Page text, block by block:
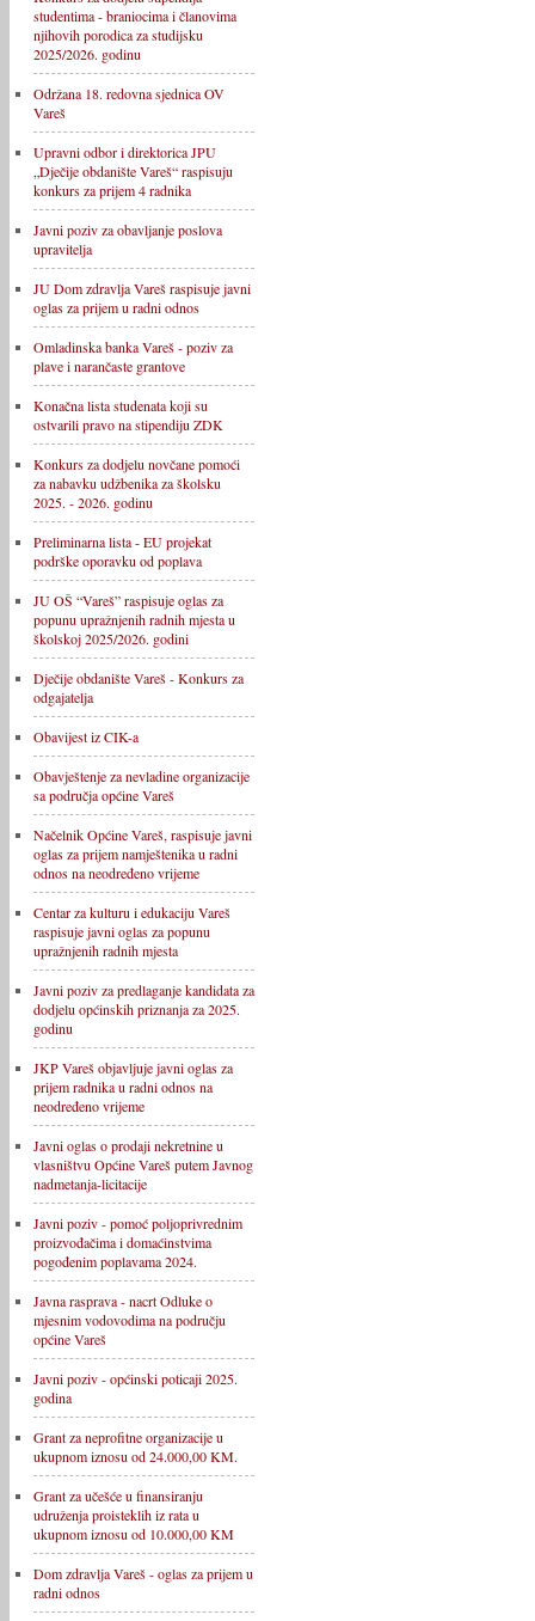
studentima - braniocima i članovima
njihovih porodica za studijsku
2025/2026. godinu
Održana 18. redovna sjednica OV
Vareš
Upravni odbor i direktorica JPU
„Dječije obdanište Vareš“ raspisuju
konkurs za prijem 4 radnika
Javni poziv za obavljanje poslova
upravitelja
JU Dom zdravlja Vareš raspisuje javni
oglas za prijem u radni odnos
Omladinska banka Vareš - poziv za
plave i narančaste grantove
Konačna lista studenata koji su
ostvarili pravo na stipendiju ZDK
Konkurs za dodjelu novčane pomoći
za nabavku udžbenika za školsku
2025. - 2026. godinu
Preliminarna lista - EU projekat
podrške oporavku od poplava
JU OŠ “Vareš” raspisuje oglas za
popunu upražnjenih radnih mjesta u
školskoj 2025/2026. godini
Dječije obdanište Vareš - Konkurs za
odgajatelja
Obavijest iz CIK-a
Obavještenje za nevladine organizacije
sa područja općine Vareš
Načelnik Općine Vareš, raspisuje javni
oglas za prijem namještenika u radni
odnos na neodređeno vrijeme
Centar za kulturu i edukaciju Vareš
raspisuje javni oglas za popunu
upražnjenih radnih mjesta
Javni poziv za predlaganje kandidata za
dodjelu općinskih priznanja za 2025.
godinu
JKP Vareš objavljuje javni oglas za
prijem radnika u radni odnos na
neodređeno vrijeme
Javni oglas o prodaji nekretnine u
vlasništvu Općine Vareš putem Javnog
nadmetanja-licitacije
Javni poziv - pomoć poljoprivrednim
proizvođačima i domaćinstvima
pogođenim poplavama 2024.
Javna rasprava - nacrt Odluke o
mjesnim vodovodima na području
općine Vareš
Javni poziv - općinski poticaji 2025.
godina
Grant za neprofitne organizacije u
ukupnom iznosu od 24.000,00 KM.
Grant za učešće u finansiranju
udruženja proisteklih iz rata u
ukupnom iznosu od 10.000,00 KM
Dom zdravlja Vareš - oglas za prijem u
radni odnos